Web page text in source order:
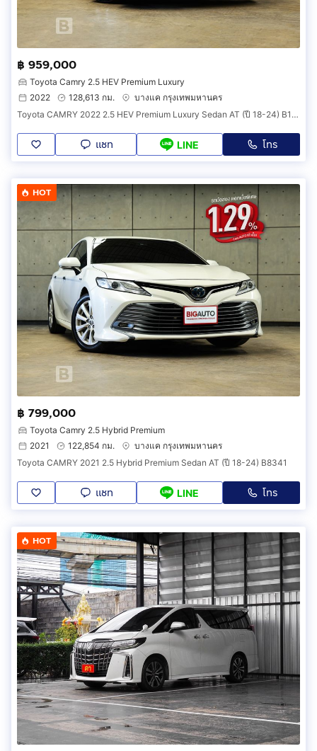
฿ 959,000
Toyota Camry 2.5 HEV Premium Luxury
2022
128,613 กม.
บางแค กรุงเทพมหานคร
Toyota CAMRY 2022 2.5 HEV Premium Luxury Sedan AT (ปี 18-24) B1331
แชท LINE โทร
HOT
฿ 799,000
Toyota Camry 2.5 Hybrid Premium
2021
122,854 กม.
บางแค กรุงเทพมหานคร
Toyota CAMRY 2021 2.5 Hybrid Premium Sedan AT (ปี 18-24) B8341
แชท LINE โทร
HOT